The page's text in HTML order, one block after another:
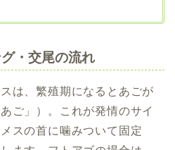
・交尾の流れ
は、繁殖期になるとあごが
ご」）。これが発情のサイ
スの首に噛みついて固定